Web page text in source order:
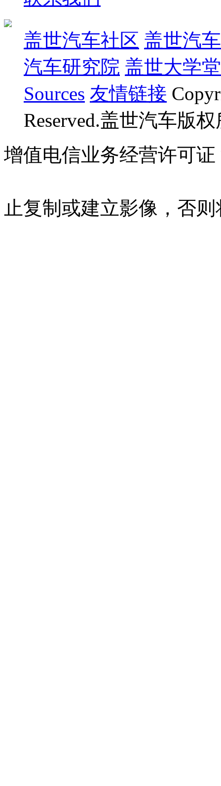
盖世汽车社区 盖世汽
汽车研究院 盖世大学堂
Sources 友情链接
Reserved.盖世汽车版
增值电信业务经营许可证
止复制或建立影像，否